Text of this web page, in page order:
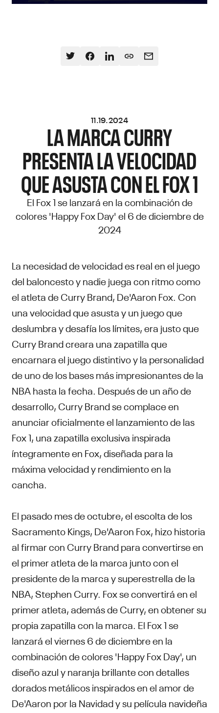
11.19.2024
LA MARCA CURRY
PRESENTA LA VELOCIDAD
QUE ASUSTA CON EL FOX 1
El Fox 1 se lanzará en la combinación de
colores 'Happy Fox Day' el 6 de diciembre de
2024
La necesidad de velocidad es real en el juego
del baloncesto y nadie juega con ritmo como
el atleta de Curry Brand, De'Aaron Fox. Con
una velocidad que asusta y un juego que
deslumbra y desafía los límites, era justo que
Curry Brand creara una zapatilla que
encarnara el juego distintivo y la personalidad
de uno de los bases más impresionantes de la
NBA hasta la fecha. Después de un año de
desarrollo, Curry Brand se complace en
anunciar oficialmente el lanzamiento de las
Fox 1, una zapatilla exclusiva inspirada
íntegramente en Fox, diseñada para la
máxima velocidad y rendimiento en la
cancha.
El pasado mes de octubre, el escolta de los
Sacramento Kings, De'Aaron Fox, hizo historia
al firmar con Curry Brand para convertirse en
el primer atleta de la marca junto con el
presidente de la marca y superestrella de la
NBA, Stephen Curry. Fox se convertirá en el
primer atleta, además de Curry, en obtener su
propia zapatilla con la marca. El Fox 1 se
lanzará el viernes 6 de diciembre en la
combinación de colores 'Happy Fox Day', un
diseño azul y naranja brillante con detalles
dorados metálicos inspirados en el amor de
De'Aaron por la Navidad y su película navideña